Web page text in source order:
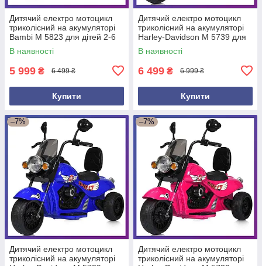
Дитячий електро мотоцикл
триколісний на акумуляторі
Bambi M 5823 для дітей 2-6
років Зелений
В наявності
5 999 ₴ 6 499 ₴
Купити
Дитячий електро мотоцикл
триколісний на акумуляторі
Harley-Davidson M 5739 для
дітей 3-8 років Червоний
В наявності
6 499 ₴ 6 999 ₴
Купити
–7%
Дитячий електро мотоцикл
триколісний на акумуляторі
–7%
Дитячий електро мотоцикл
триколісний на акумуляторі